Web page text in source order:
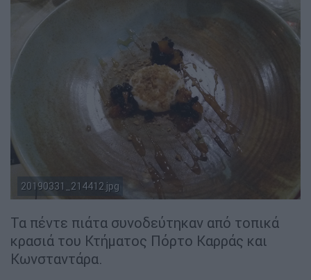
20190331_214412.jpg
Τα πέντε πιάτα συνοδεύτηκαν από τοπικά
κρασιά του Κτήματος Πόρτο Καρράς και
Κωνσταντάρα.